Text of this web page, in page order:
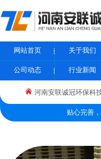
网站首页 关于我们
公司动态 行业新闻
河南安联诚冠环保科
贴心完善